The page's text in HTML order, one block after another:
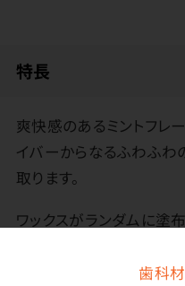
歯科
特長
爽快感のあるミントフレ
イバーからなるふわふわ
取ります。
ワックスがランダムに塗
るとふんわり繊維が広が